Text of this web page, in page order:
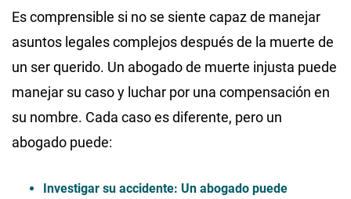
Es comprensible si no se siente capaz de manejar
asuntos legales complejos después de la muerte de
un ser querido. Un abogado de muerte injusta puede
manejar su caso y luchar por una compensación en
su nombre. Cada caso es diferente, pero un
abogado puede:
Investigar su accidente: Un abogado puede